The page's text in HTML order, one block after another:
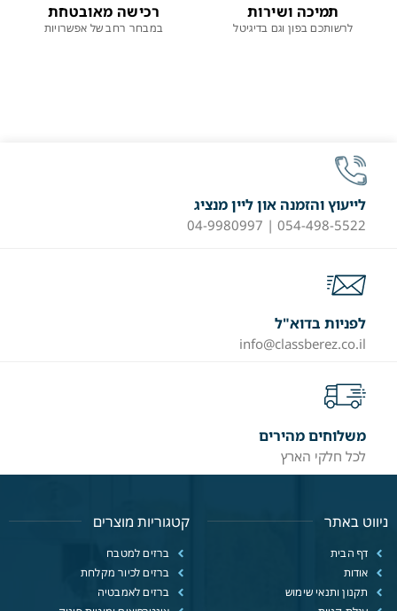
תמיכה ושירות
לרשותכם בפון וגם בדיגיטל
רכישה מאובטחת
במבחר רחב של אפשרויות
לייעוץ והזמנה און ליין מנציג
054-498-5522 | 04-9980997
לפניות בדוא"ל
info@classberez.co.il
משלוחים מהירים
לכל חלקי הארץ
ניווט באתר
דף הבית
אודות
תקנון ותנאי שימוש
קטגוריות מוצרים
ברזים למטבח
ברזים לכיור מקלחת
ברזים לאמבטיה